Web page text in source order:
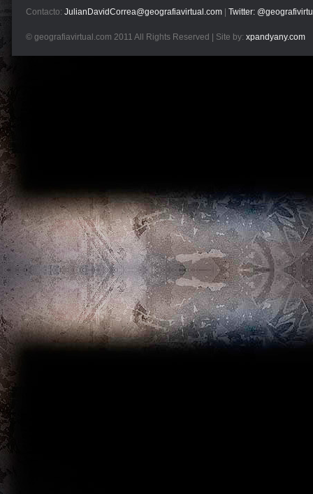
Contacto: JulianDavidCorrea@geografiavirtual.com Twitter:
© geografiavirtual.com 2011 All Rights Reserved | Site by: xpandyany.com